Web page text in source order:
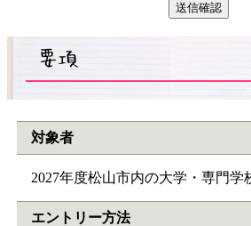
対象者
2027年度松山市内の大学・専門学
エントリー方法